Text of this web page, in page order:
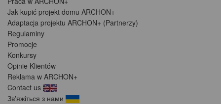
Jak kupić projekt domu ARCHON+
Adaptacja projektu ARCHON+ (Partnerzy)
Regulaminy
Promocje
Konkursy
Opinie Klientów
Reklama w ARCHON+
Contact us
Зв'яжіться з нами